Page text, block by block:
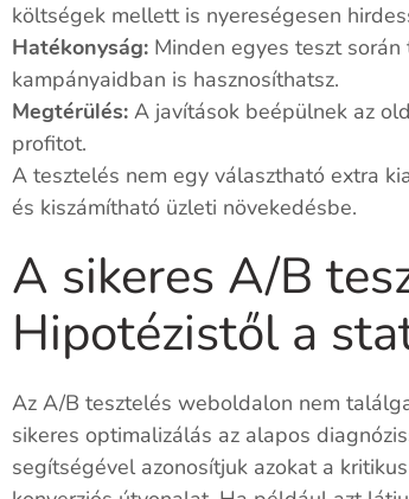
költségek mellett is nyereségesen
Hatékonyság: Minden egyes teszt
kampányaidban is hasznosíthatsz.
Megtérülés: A javítások beépülnek az
profitot.
A tesztelés nem egy választható extra
és kiszámítható üzleti növekedésbe.
A sikeres A/B
Hipotézistől a
Az A/B tesztelés weboldalon nem
sikeres optimalizálás az alapos
segítségével azonosítjuk azokat a